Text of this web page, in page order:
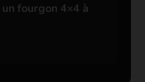
fourgon 4×4 à